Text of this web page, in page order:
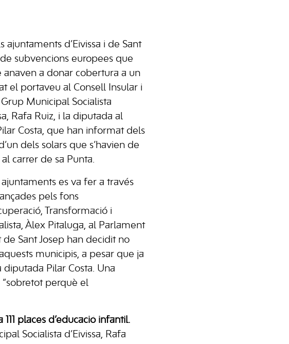
d’Eivissa i de Sant
subvencions europees que
anaven a donar cobertura a un
el portaveu al Consell Insular i
Municipal Socialista
Rafa Ruiz, i la diputada al
Costa, que han informat dels
dels solars que s’havien de
carrer de sa Punta.
es va fer a través
pels fons
Transformació i
Àlex Pitaluga, al Parlament
de Sant Josep han decidit no
municipis, a pesar que ja
Pilar Costa. Una
“sobretot perquè el
111 places d’educació infantil.
Socialista d’Eivissa, Rafa